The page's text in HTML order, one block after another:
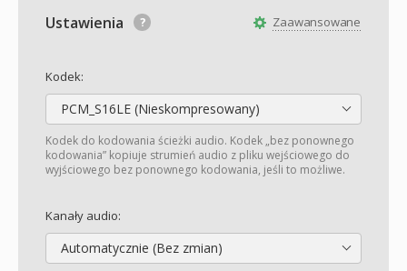
Zaawansowane
Ustawienia
Kodek:
PCM_S16LE (Nieskompresowany)
Kodek do kodowania ścieżki audio. Kodek „bez ponownego
kodowania” kopiuje strumień audio z pliku wejściowego do
wyjściowego bez ponownego kodowania, jeśli to możliwe.
Kanały audio:
Automatycznie (Bez zmian)